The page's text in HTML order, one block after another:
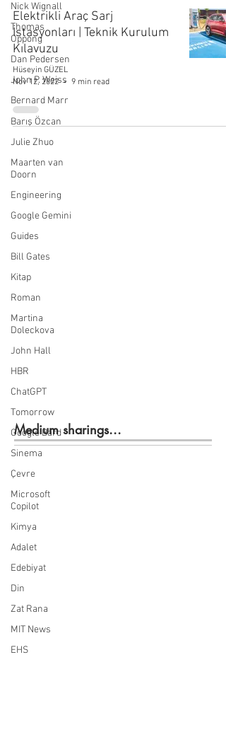
Nick Wignall
Thomas
Oppong
Dan Pedersen
John P. Weiss
Bernard Marr
Barış Özcan
Julie Zhuo
Maarten van
Doorn
Engineering
Google Gemini
Guides
Bill Gates
Kitap
Roman
Martina
Doleckova
John Hall
HBR
ChatGPT
Tomorrow
Google Bard
Sinema
Çevre
Microsoft
Copilot
Kimya
Adalet
Edebiyat
Din
Zat Rana
MIT News
EHS
Elektrikli Araç Sarj
İstasyonları | Teknik Kurulum
Kılavuzu
Hüseyin GÜZEL
Nov 12, 2022
9 min read
Medium sharings...